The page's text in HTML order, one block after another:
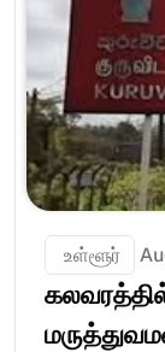
உள்ளூர்